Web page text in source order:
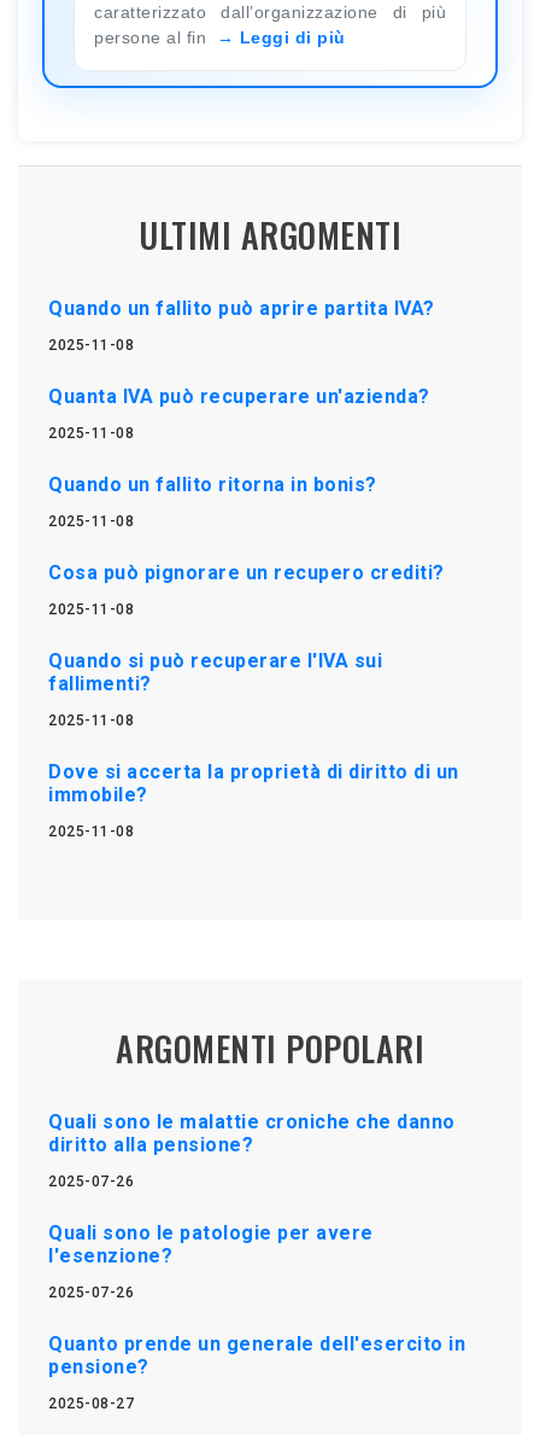
caratterizzato dall’organizzazione di più
persone al fin
Leggi di più
ULTIMI ARGOMENTI
Quando un fallito può aprire partita IVA?
2025-11-08
Quanta IVA può recuperare un'azienda?
2025-11-08
Quando un fallito ritorna in bonis?
2025-11-08
Cosa può pignorare un recupero crediti?
2025-11-08
Quando si può recuperare l'IVA sui
fallimenti?
2025-11-08
Dove si accerta la proprietà di diritto di un
immobile?
2025-11-08
ARGOMENTI POPOLARI
Quali sono le malattie croniche che danno
diritto alla pensione?
2025-07-26
Quali sono le patologie per avere
l'esenzione?
2025-07-26
Quanto prende un generale dell'esercito in
pensione?
2025-08-27